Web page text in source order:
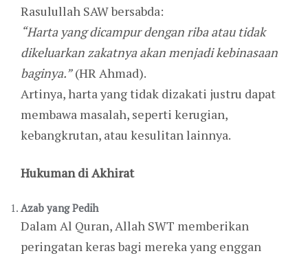
Rasulullah SAW bersabda:
“Harta yang dicampur dengan riba atau tidak
dikeluarkan zakatnya akan menjadi kebinasaan
baginya.”(HR Ahmad).
Artinya, harta yang tidak dizakati justru dapat
membawa masalah, seperti kerugian,
kebangkrutan, atau kesulitan lainnya.
Hukuman di Akhirat
Azab yang Pedih
Dalam Al Quran, Allah SWT memberikan
peringatan keras bagi mereka yang enggan